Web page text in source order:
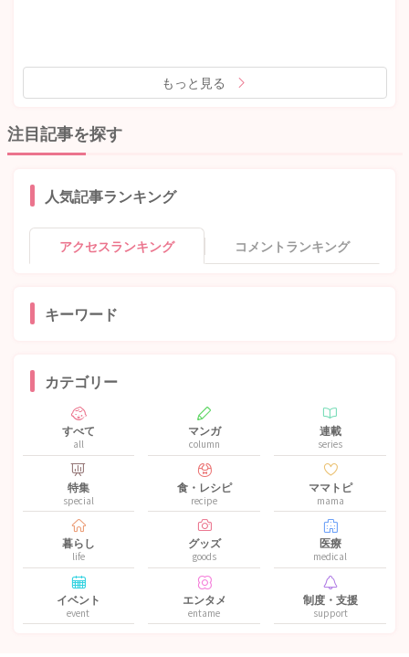
もっと見る
注目記事を探す
人気記事ランキング
アクセスランキング コメントランキング
キーワード
カテゴリー
すべて
all
マンガ
column
連載
series
特集
special
食・レシピ
recipe
ママトピ
mama
暮らし
life
グッズ
goods
医療
medical
イベント
event
エンタメ
entame
制度・支援
support